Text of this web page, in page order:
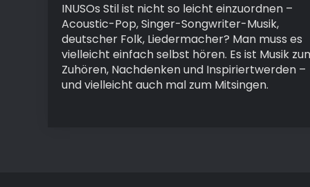
INUSOs Stil ist nicht so leicht einzuordnen –
Acoustic-Pop, Singer-Songwriter-Musik,
deutscher Folk, Liedermacher? Man muss es
vielleicht einfach selbst hören. Es ist Musik
Zuhören, Nachdenken und Inspiriertwerden –
und vielleicht auch mal zum Mitsingen.